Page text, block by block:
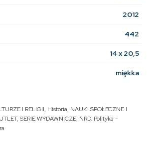
2012
442
14 x 20,5
miękka
I RELIGII, Historia, NAUKI SPOŁECZNE I
, SERIE WYDAWNICZE, NRD. Polityka –